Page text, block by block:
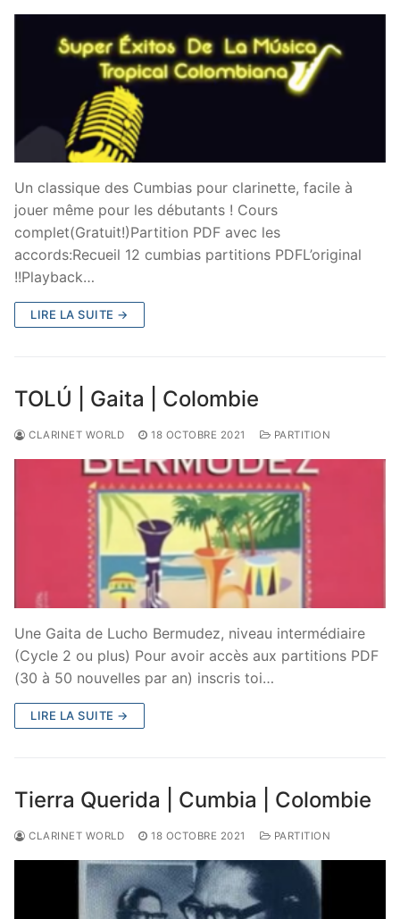
Un classique des Cumbias pour clarinette, facile à
jouer même pour les débutants ! Cours
complet(Gratuit!)Partition PDF avec les
accords:Recueil 12 cumbias partitions PDFL’original
!!Playback…
LIRE LA SUITE →
TOLÚ | Gaita | Colombie
CLARINET WORLD 18 OCTOBRE 2021 PARTITION
Une Gaita de Lucho Bermudez, niveau intermédiaire
(Cycle 2 ou plus) Pour avoir accès aux partitions PDF
(30 à 50 nouvelles par an) inscris toi…
LIRE LA SUITE →
Tierra Querida | Cumbia | Colombie
CLARINET WORLD 18 OCTOBRE 2021 PARTITION